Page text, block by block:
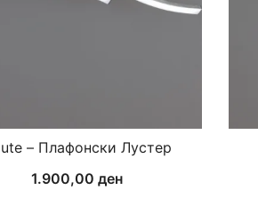
– Плафонски Лустер
1.900,00ден